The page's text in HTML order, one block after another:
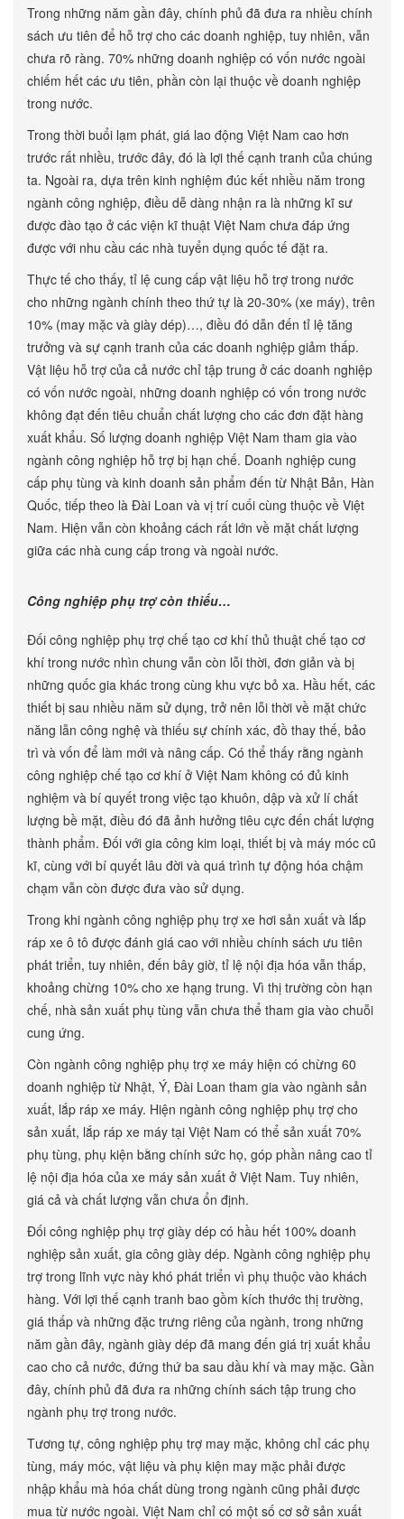
Trong những năm gần đây, chính phủ đã đưa ra nhiều chính
sách ưu tiên để hỗ trợ cho các doanh nghiệp, tuy nhiên, vẫn
chưa rõ ràng. 70% những doanh nghiệp có vốn nước ngoài
chiếm hết các ưu tiên, phần còn lại thuộc về doanh nghiệp
trong nước.
Trong thời buổi lạm phát, giá lao động Việt Nam cao hơn
trước rất nhiều, trước đây, đó là lợi thế cạnh tranh của chúng
ta. Ngoài ra, dựa trên kinh nghiệm đúc kết nhiều năm trong
ngành công nghiệp, điều dễ dàng nhận ra là những kĩ sư
được đào tạo ở các viện kĩ thuật Việt Nam chưa đáp ứng
được với nhu cầu các nhà tuyển dụng quốc tế đặt ra.
Thực tế cho thấy, tỉ lệ cung cấp vật liệu hỗ trợ trong nước
cho những ngành chính theo thứ tự là 20-30% (xe máy), trên
10% (may mặc và giày dép)…, điều đó dẫn đến tỉ lệ tăng
trưởng và sự cạnh tranh của các doanh nghiệp giảm thấp.
Vật liệu hỗ trợ của cả nước chỉ tập trung ở các doanh nghiệp
có vốn nước ngoài, những doanh nghiệp có vốn trong nước
không đạt đến tiêu chuẩn chất lượng cho các đơn đặt hàng
xuất khẩu. Số lượng doanh nghiệp Việt Nam tham gia vào
ngành công nghiệp hỗ trợ bị hạn chế. Doanh nghiệp cung
cấp phụ tùng và kinh doanh sản phẩm đến từ Nhật Bản, Hàn
Quốc, tiếp theo là Đài Loan và vị trí cuối cùng thuộc về Việt
Nam. Hiện vẫn còn khoảng cách rất lớn về mặt chất lượng
giữa các nhà cung cấp trong và ngoài nước.
Công nghiệp phụ trợ còn thiếu…
Đối công nghiệp phụ trợ chế tạo cơ khí thủ thuật chế tạo cơ
khí trong nước nhìn chung vẫn còn lỗi thời, đơn giản và bị
những quốc gia khác trong cùng khu vực bỏ xa. Hầu hết, các
thiết bị sau nhiều năm sử dụng, trở nên lỗi thời về mặt chức
năng lẫn công nghệ và thiếu sự chính xác, đồ thay thế, bảo
trì và vốn để làm mới và nâng cấp. Có thể thấy rằng ngành
công nghiệp chế tạo cơ khí ở Việt Nam không có đủ kinh
nghiệm và bí quyết trong việc tạo khuôn, dập và xử lí chất
lượng bề mặt, điều đó đã ảnh hưởng tiêu cực đến chất lượng
thành phẩm. Đối với gia công kim loại, thiết bị và máy móc cũ
kĩ, cùng với bí quyết lâu đời và quá trình tự động hóa chậm
chạm vẫn còn được đưa vào sử dụng.
Trong khi ngành công nghiệp phụ trợ xe hơi sản xuất và lắp
ráp xe ô tô được đánh giá cao với nhiều chính sách ưu tiên
phát triển, tuy nhiên, đến bây giờ, tỉ lệ nội địa hóa vẫn thấp,
khoảng chừng 10% cho xe hạng trung. Vì thị trường còn hạn
chế, nhà sản xuất phụ tùng vẫn chưa thể tham gia vào chuỗi
cung ứng.
Còn ngành công nghiệp phụ trợ xe máy hiện có chừng 60
doanh nghiệp từ Nhật, Ý, Đài Loan tham gia vào ngành sản
xuất, lắp ráp xe máy. Hiện ngành công nghiệp phụ trợ cho
sản xuất, lắp ráp xe máy tại Việt Nam có thể sản xuất 70%
phụ tùng, phụ kiện bằng chính sức họ, góp phần nâng cao tỉ
lệ nội địa hóa của xe máy sản xuất ở Việt Nam. Tuy nhiên,
giá cả và chất lượng vẫn chưa ổn định.
Đối công nghiệp phụ trợ giày dép có hầu hết 100% doanh
nghiệp sản xuất, gia công giày dép. Ngành công nghiệp phụ
trợ trong lĩnh vực này khó phát triển vì phụ thuộc vào khách
hàng. Với lợi thế cạnh tranh bao gồm kích thước thị trường,
giá thấp và những đặc trưng riêng của ngành, trong những
năm gần đây, ngành giày dép đã mang đến giá trị xuất khẩu
cao cho cả nước, đứng thứ ba sau dầu khí và may mặc. Gần
đây, chính phủ đã đưa ra những chính sách tập trung cho
ngành phụ trợ trong nước.
Tương tự, công nghiệp phụ trợ may mặc, không chỉ các phụ
tùng, máy móc, vật liệu và phụ kiện may mặc phải được
nhập khẩu mà hóa chất dùng trong ngành cũng phải được
mua từ nước ngoài. Việt Nam chỉ có một số cơ sở sản xuất